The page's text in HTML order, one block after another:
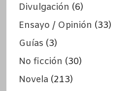
Divulgación (6)
Ensayo / Opinión (33)
Guías (3)
No ficción (30)
Novela (213)